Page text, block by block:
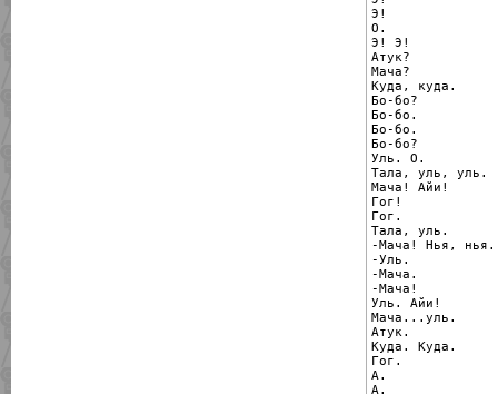
Э!
О.
Э! Э!
Атук?
Мача?
Куда, куда.
Бо-бо?
Бо-бо.
Бо-бо.
Бо-бо?
Уль. О.
Тала, уль, уль.
Мача! Айи!
Гог!
Гог.
Тала, уль.
-Мача! Нья, нья.
-Уль.
-Мача.
-Мача!
Уль. Айи!
Мача...уль.
Атук.
Куда. Куда.
Гог.
А.
А.